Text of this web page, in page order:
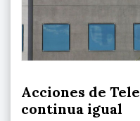
Acciones de
continua igual